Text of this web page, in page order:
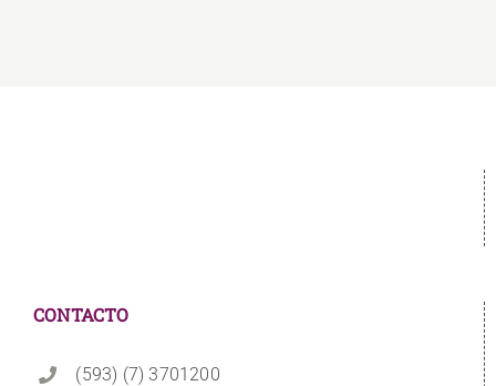
CONTACTO
(593) (7) 3701200